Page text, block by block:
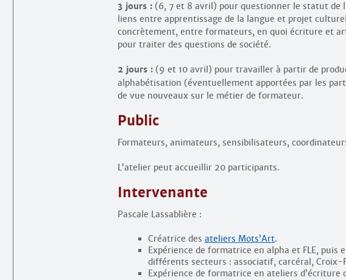
3 jours : (6, 7 et 8 avril) pour questionner le statut de
liens entre apprentissage de la langue et projet
concrètement, entre formateurs, en quoi écriture et
pour traiter des questions de société.
2 jours : (9 et 10 avril) pour travailler à partir de
alphabétisation (éventuellement apportées par les
de vue nouveaux sur le métier de formateur.
Public
Formateurs, animateurs, sensibilisateurs,
L’atelier peut accueillir 20 participants.
Intervenante
Pascale Lassablière :
Créatrice des ateliers Mots’Art.
Expérience de formatrice en alpha et FLE,
différents secteurs : associatif, carcéral, Croix-
Expérience de formatrice en ateliers